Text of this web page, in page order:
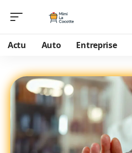
Actu Auto Entreprise